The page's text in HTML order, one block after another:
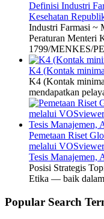
Definisi Industri
Kesehatan
Industri Farmasi ~
Peraturan Menteri
1799/MENKES/
K4 (Kontak
K4 (Kontak
mendapatkan
Pemetaan Riset
melalui
Tesis Manajemen,
Posisi Strategis
Etika — baik
Popular Search